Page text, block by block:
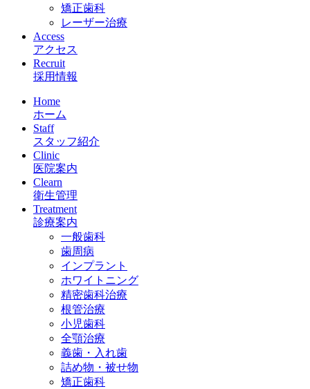
矯正歯科
レーザー治療
Access
アクセス
Recruit
採用情報
Home
ホーム
Staff
スタッフ紹介
Clinic
医院案内
Clearn
衛生管理
Treatment
診療案内
一般歯科
歯周病
インプラント
ホワイトニング
精密歯科治療
根管治療
小児歯科
全顎治療
義歯・入れ歯
詰め物・被せ物
矯正歯科